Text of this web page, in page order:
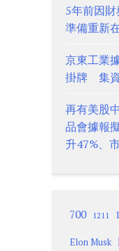
5年前因
準備重新
京東工業
掛牌 集
再有美股
品會據報
升47%、
700 1211
Elon Musk